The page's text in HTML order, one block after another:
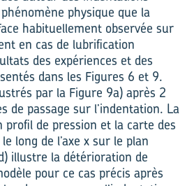
physique que la
habituellement observée sur
en cas de lubrification
des expériences et des
dans les Figures 6 et 9.
par la Figure 9a) après 2
de passage sur l’indentation. La
de pression et la carte des
long de l’axe x sur le plan
illustre la détérioration de
pour ce cas précis après